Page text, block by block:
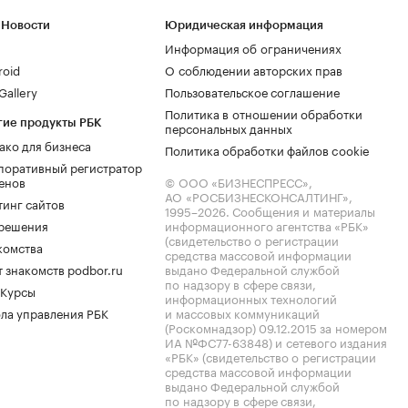
продукты РБК
для бизнеса
регистратор
сайтов
знакомств podbor.ru
управления РБК
Юридическая информация
Информация об ограничениях
О соблюдении авторских прав
Пользовательское соглашение
Политика в отношении обработки
персональных данных
Политика обработки файлов cookie
© ООО «БИЗНЕСПРЕСС»,
АО «РОСБИЗНЕСКОНСАЛТИНГ»,
1995–2026. Сообщения и материалы
информационного агентства «РБК»
(свидетельство о регистрации
средства массовой информации
выдано Федеральной службой
по надзору в сфере связи,
информационных технологий
и массовых коммуникаций
(Роскомнадзор) 09.12.2015 за номером
ИА №ФС77-63848) и сетевого издания
«РБК» (свидетельство о регистрации
средства массовой информации
выдано Федеральной службой
по надзору в сфере связи,